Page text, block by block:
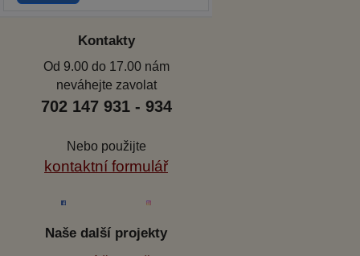
Kontakty
Od 9.00 do 17.00 nám
neváhejte zavolat
702 147 931 - 934
Nebo použijte
kontaktní formulář
Naše další projekty